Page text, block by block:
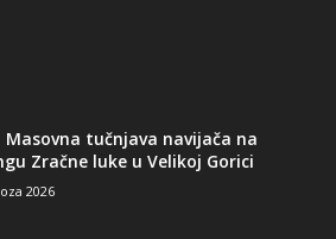
Masovna tučnjava navijača na
Zračne luke u Velikoj Gorici
2026